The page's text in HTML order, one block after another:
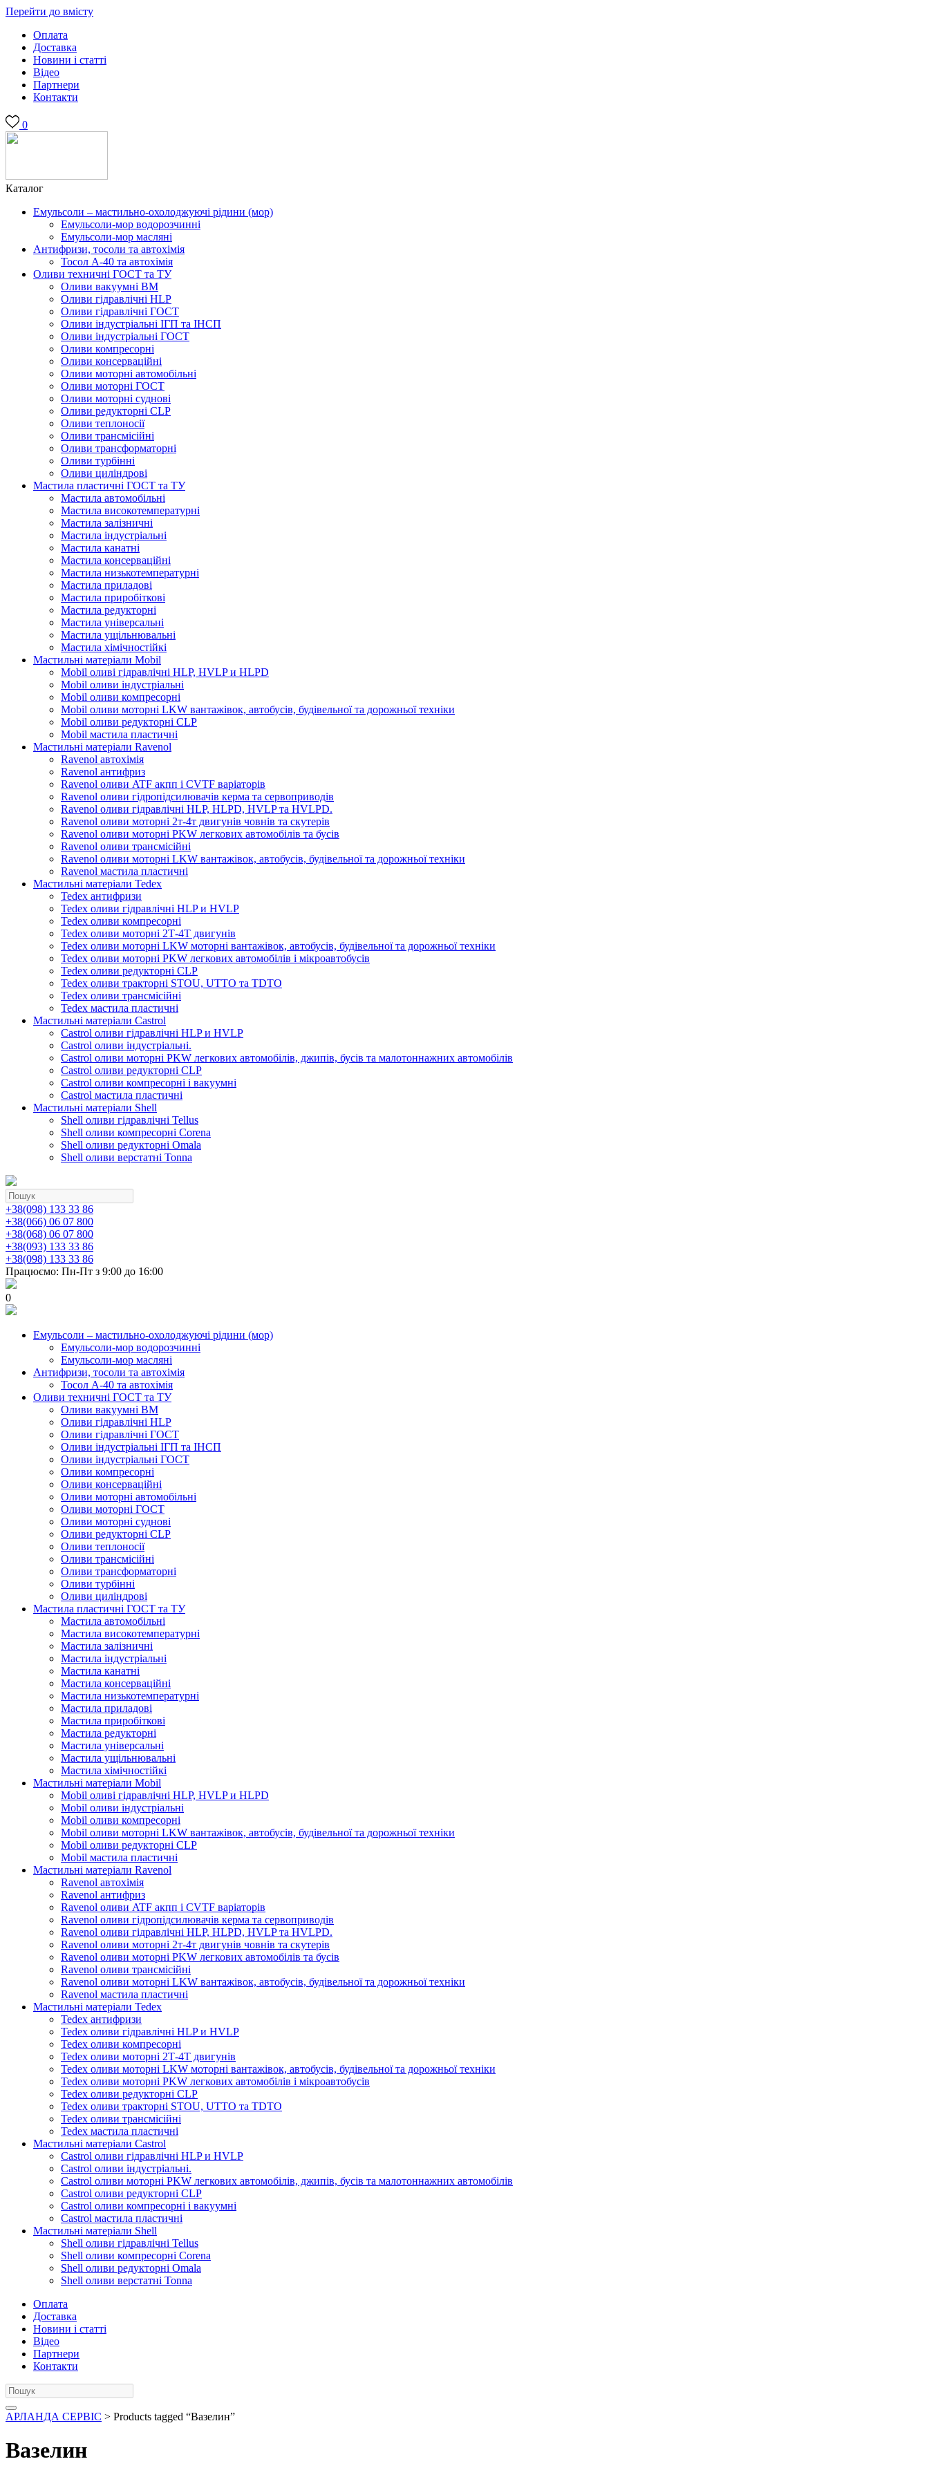
Перейти до вмісту
Оплата
Доставка
Новини і статті
Відео
Партнери
Контакти
0
Каталог
Емульсоли – мастильно-охолоджуючі рідини (мор)
Емульсоли-мор водорозчинні
Емульсоли-мор масляні
Антифризи, тосоли та автохімія
Тосол А-40 та автохімія
Оливи техничні ГОСТ та ТУ
Оливи вакуумні ВМ
Оливи гідравлічні HLP
Оливи гідравлічні ГОСТ
Оливи індустріальні ІГП та ІНСП
Оливи індустріальні ГОСТ
Оливи компресорні
Оливи консерваційні
Оливи моторні автомобільні
Оливи моторні ГОСТ
Оливи моторні суднові
Оливи редукторні CLP
Оливи теплоносії
Оливи трансмісійні
Оливи трансформаторні
Оливи турбінні
Оливи циліндрові
Мастила пластичні ГОСТ та ТУ
Мастила автомобільні
Мастила високотемпературні
Мастила залізничні
Мастила індустріальні
Мастила канатні
Мастила консерваційні
Мастила низькотемпературні
Мастила приладові
Мастила приробіткові
Мастила редукторні
Мастила універсальні
Мастила ущільнювальні
Мастила хімічностійкі
Мастильні матеріали Mobil
Mobil оливі гідравлічні HLP, HVLP и HLPD
Mobil оливи індустріальні
Mobil оливи компресорні
Mobil оливи моторні LKW вантажівок, автобусів, будівельної та дорожньої техніки
Mobil оливи редукторні CLP
Mobil мастила пластичні
Мастильні матеріали Ravenol
Ravenol автохімія
Ravenol антифриз
Ravenol оливи ATF акпп і CVTF варіаторів
Ravenol оливи гідропідсилювачів керма та сервоприводів
Ravenol оливи гідравлічні HLP, HLPD, HVLP та HVLPD.
Ravenol оливи моторні 2т-4т двигунів човнів та скутерів
Ravenol оливи моторні PKW легкових автомобілів та бусів
Ravenol оливи трансмісійні
Ravenol оливи моторні LKW вантажівок, автобусів, будівельної та дорожньої техніки
Ravenol мастила пластичні
Мастильні матеріали Tedex
Tedex антифризи
Tedex оливи гідравлічні HLP и HVLP
Tedex оливи компресорні
Tedex оливи моторні 2Т-4Т двигунів
Tedex оливи моторні LKW моторні вантажівок, автобусів, будівельної та дорожньої техніки
Tedex оливи моторні PKW легкових автомобілів і мікроавтобусів
Tedex оливи редукторні CLP
Tedex оливи тракторні STOU, UTTO та TDTO
Tedex оливи трансмісійні
Tedex мастила пластичні
Мастильні матеріали Castrol
Castrol оливи гідравлічні HLP и HVLP
Castrol оливи індустріальні.
Castrol оливи моторні PKW легкових автомобілів, джипів, бусів та малотоннажних автомобілів
Castrol оливи редукторні CLP
Castrol оливи компресорні і вакуумні
Castrol мастила пластичні
Мастильні матеріали Shell
Shell оливи гідравлічні Tellus
Shell оливи компресорні Corena
Shell оливи редукторні Omala
Shell оливи верстатні Tonna
+38(098) 133 33 86
+38(066) 06 07 800
+38(068) 06 07 800
+38(093) 133 33 86
+38(098) 133 33 86
Працюємо: Пн-Пт з 9:00 до 16:00
0
Емульсоли – мастильно-охолоджуючі рідини (мор)
Емульсоли-мор водорозчинні
Емульсоли-мор масляні
Антифризи, тосоли та автохімія
Тосол А-40 та автохімія
Оливи техничні ГОСТ та ТУ
Оливи вакуумні ВМ
Оливи гідравлічні HLP
Оливи гідравлічні ГОСТ
Оливи індустріальні ІГП та ІНСП
Оливи індустріальні ГОСТ
Оливи компресорні
Оливи консерваційні
Оливи моторні автомобільні
Оливи моторні ГОСТ
Оливи моторні суднові
Оливи редукторні CLP
Оливи теплоносії
Оливи трансмісійні
Оливи трансформаторні
Оливи турбінні
Оливи циліндрові
Мастила пластичні ГОСТ та ТУ
Мастила автомобільні
Мастила високотемпературні
Мастила залізничні
Мастила індустріальні
Мастила канатні
Мастила консерваційні
Мастила низькотемпературні
Мастила приладові
Мастила приробіткові
Мастила редукторні
Мастила універсальні
Мастила ущільнювальні
Мастила хімічностійкі
Мастильні матеріали Mobil
Mobil оливі гідравлічні HLP, HVLP и HLPD
Mobil оливи індустріальні
Mobil оливи компресорні
Mobil оливи моторні LKW вантажівок, автобусів, будівельної та дорожньої техніки
Mobil оливи редукторні CLP
Mobil мастила пластичні
Мастильні матеріали Ravenol
Ravenol автохімія
Ravenol антифриз
Ravenol оливи ATF акпп і CVTF варіаторів
Ravenol оливи гідропідсилювачів керма та сервоприводів
Ravenol оливи гідравлічні HLP, HLPD, HVLP та HVLPD.
Ravenol оливи моторні 2т-4т двигунів човнів та скутерів
Ravenol оливи моторні PKW легкових автомобілів та бусів
Ravenol оливи трансмісійні
Ravenol оливи моторні LKW вантажівок, автобусів, будівельної та дорожньої техніки
Ravenol мастила пластичні
Мастильні матеріали Tedex
Tedex антифризи
Tedex оливи гідравлічні HLP и HVLP
Tedex оливи компресорні
Tedex оливи моторні 2Т-4Т двигунів
Tedex оливи моторні LKW моторні вантажівок, автобусів, будівельної та дорожньої техніки
Tedex оливи моторні PKW легкових автомобілів і мікроавтобусів
Tedex оливи редукторні CLP
Tedex оливи тракторні STOU, UTTO та TDTO
Tedex оливи трансмісійні
Tedex мастила пластичні
Мастильні матеріали Castrol
Castrol оливи гідравлічні HLP и HVLP
Castrol оливи індустріальні.
Castrol оливи моторні PKW легкових автомобілів, джипів, бусів та малотоннажних автомобілів
Castrol оливи редукторні CLP
Castrol оливи компресорні і вакуумні
Castrol мастила пластичні
Мастильні матеріали Shell
Shell оливи гідравлічні Tellus
Shell оливи компресорні Corena
Shell оливи редукторні Omala
Shell оливи верстатні Tonna
Оплата
Доставка
Новини і статті
Відео
Партнери
Контакти
АРЛАНДА СЕРВІС > Products tagged “Вазелин”
Вазелин